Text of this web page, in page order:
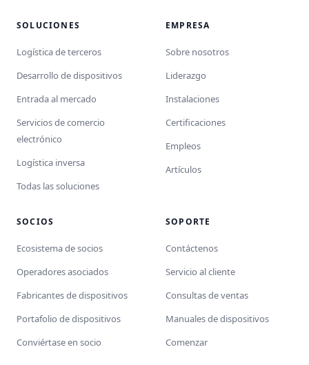
SOLUCIONES
Logística de terceros
Desarrollo de dispositivos
Entrada al mercado
Servicios de comercio
electrónico
Logística inversa
Todas las soluciones
EMPRESA
Sobre nosotros
Liderazgo
Instalaciones
Certificaciones
Empleos
Artículos
SOCIOS
Ecosistema de socios
Operadores asociados
Fabricantes de dispositivos
Portafolio de dispositivos
Conviértase en socio
SOPORTE
Contáctenos
Servicio al cliente
Consultas de ventas
Manuales de dispositivos
Comenzar